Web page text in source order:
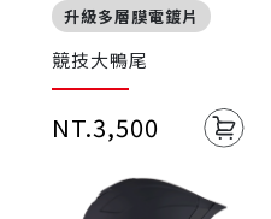
升級多層膜電鍍片
競技大鴨尾
NT.3,500